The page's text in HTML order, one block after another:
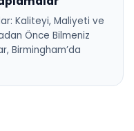
Kaliteyi, Maliyeti ve
Önce Bilmeniz
Birmingham’da